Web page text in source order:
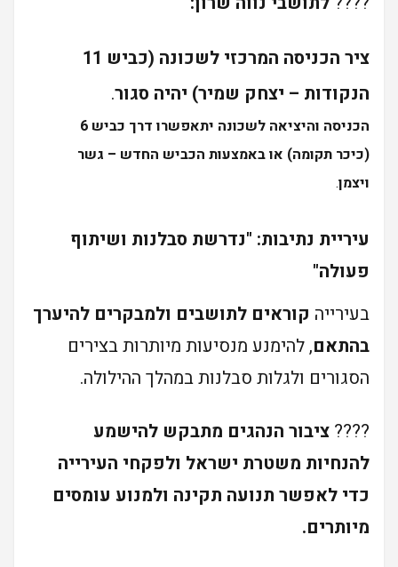
ציר הכניסה המרכזי לשכונה (כביש 11
הנקודות – יצחק שמיר) יהיה סגור.
הכניסה והיציאה לשכונה יתאפשרו דרך כביש 6
(כיכר תקומה) או באמצעות הכביש החדש – גשר
ויצמן.
עיריית נתיבות: "נדרשת סבלנות ושיתוף
פעולה"
בעירייה קוראים לתושבים ולמבקרים להיערך
בהתאם, להימנע מנסיעות מיותרות בצירים
הסגורים ולגלות סבלנות במהלך ההילולה.
???? ציבור הנהגים מתבקש להישמע
להנחיות משטרת ישראל ולפקחי העירייה
כדי לאפשר תנועה תקינה ולמנוע עומסים
מיותרים.